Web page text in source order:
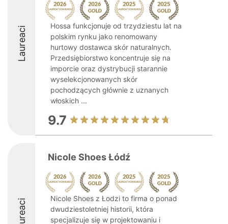
Laureaci
Hossa funkcjonuje od trzydziestu lat na
polskim rynku jako renomowany
hurtowy dostawca skór naturalnych.
Przedsiębiorstwo koncentruje się na
imporcie oraz dystrybucji starannie
wyselekcjonowanych skór
pochodzących głównie z uznanych
włoskich ...
9.7
Laureaci
Nicole Shoes Łódź
Nicole Shoes z Łodzi to firma o ponad
dwudziestoletniej historii, która
specjalizuje się w projektowaniu i